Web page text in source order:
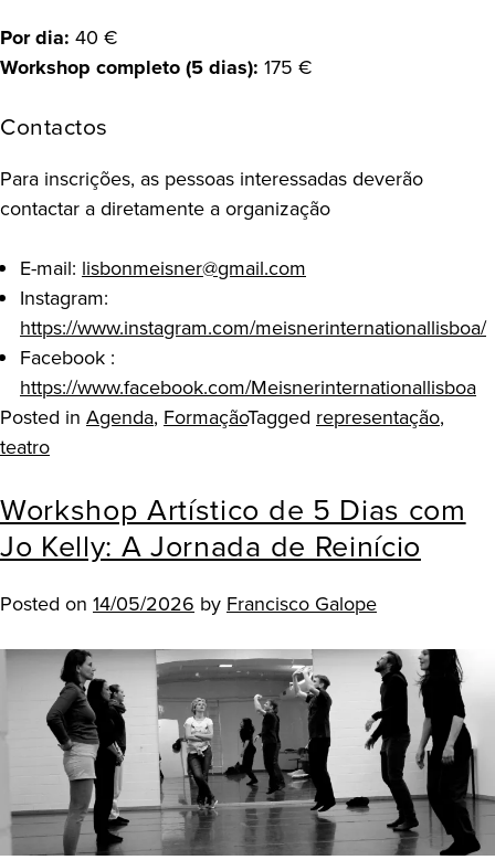
Por dia: 40 €
Workshop completo (5 dias): 175 €
Contactos
Para inscrições, as pessoas interessadas deverão
contactar a diretamente a organização
E-mail: lisbonmeisner@gmail.com
Instagram:
https://www.instagram.com/meisnerinternationallisboa/
Facebook :
https://www.facebook.com/Meisnerinternationallisboa
Posted in Agenda, FormaçãoTagged representação,
teatro
Workshop Artístico de 5 Dias com
Jo Kelly: A Jornada de Reinício
Posted on 14/05/2026 by Francisco Galope